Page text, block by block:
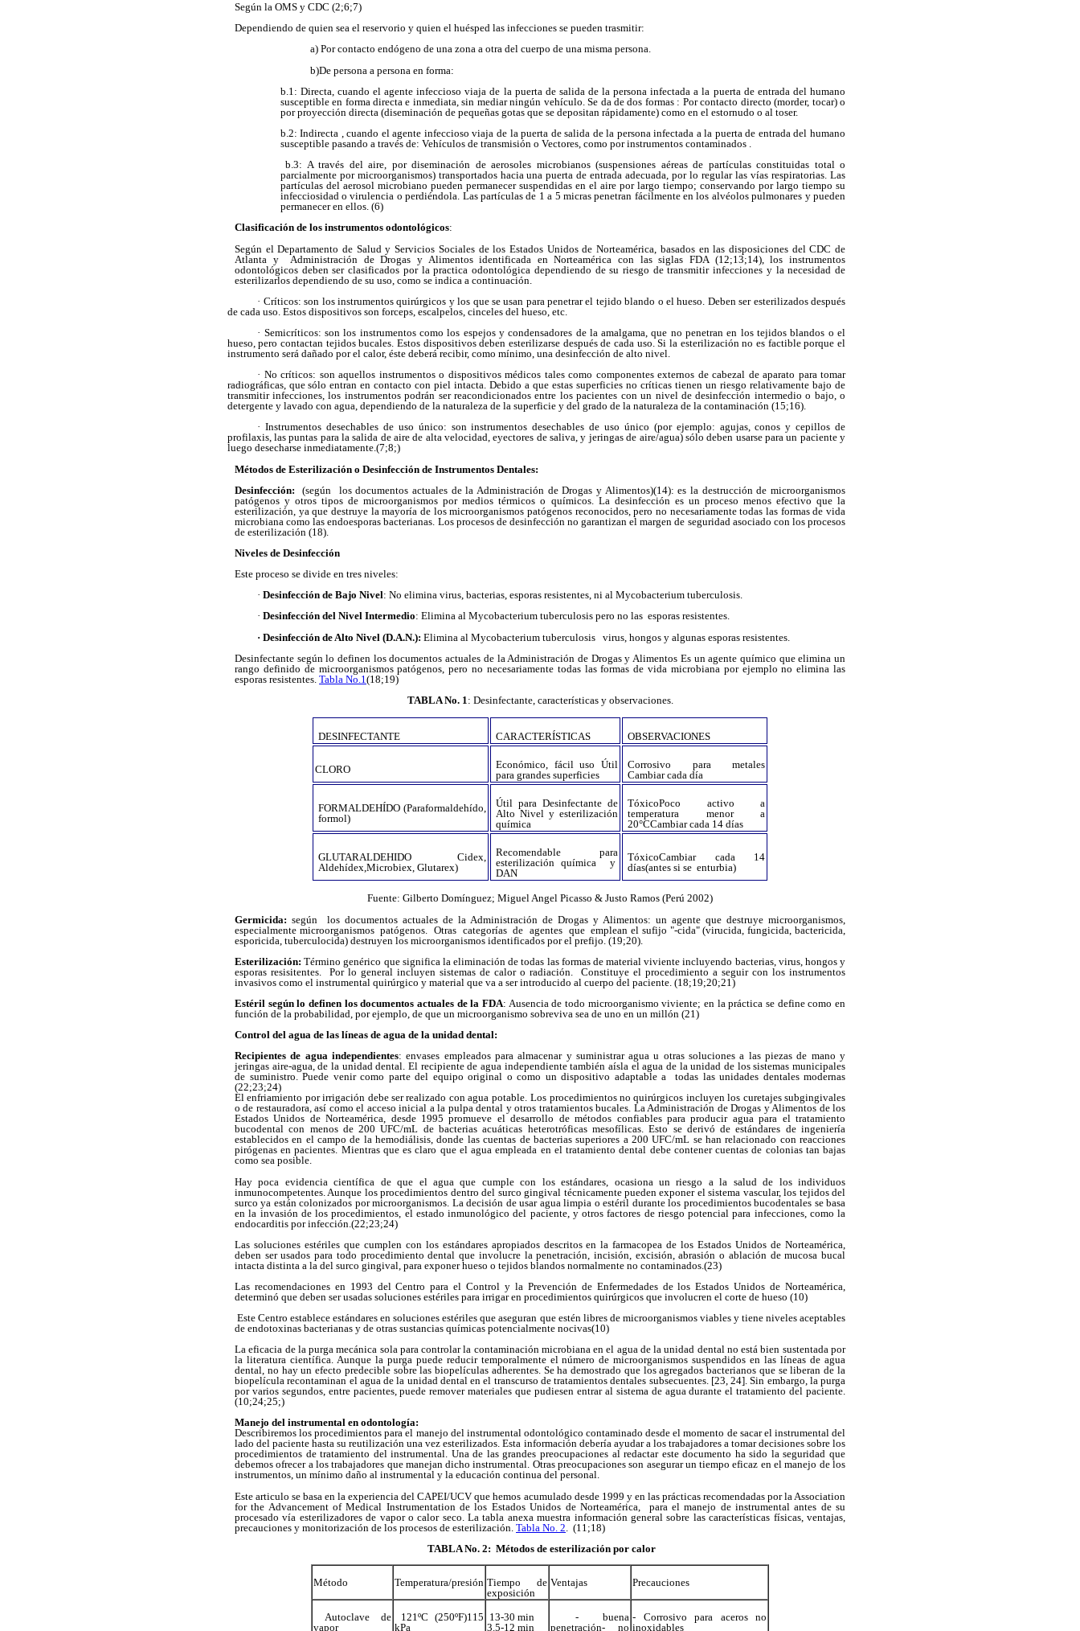
Según la OMS y CDC (2;6;7)
Dependiendo de quien sea el reservorio y quien el huésped las infecciones se pueden trasmitir:
a) Por contacto endógeno de una zona a otra del cuerpo de una misma persona.
b)De persona a persona en forma:
b.1: Directa, cuando el agente infeccioso viaja de la puerta de salida de la persona infectada a la puerta de entrada del humano
susceptible en forma directa e inmediata, sin mediar ningún vehículo. Se da de dos formas : Por contacto directo (morder, tocar) o
por proyección directa (diseminación de pequeñas gotas que se depositan rápidamente) como en el estornudo o al toser.
b.2: Indirecta , cuando el agente infeccioso viaja de la puerta de salida de la persona infectada a la puerta de entrada del humano
susceptible pasando a través de: Vehículos de transmisión o Vectores, como por instrumentos contaminados .
b.3: A través del aire, por diseminación de aerosoles microbianos (suspensiones aéreas de partículas constituidas total o
parcialmente por microorganismos) transportados hacia una puerta de entrada adecuada, por lo regular las vías respiratorias. Las
partículas del aerosol microbiano pueden permanecer suspendidas en el aire por largo tiempo; conservando por largo tiempo su
infecciosidad o virulencia o perdiéndola. Las partículas de 1 a 5 micras penetran fácilmente en los alvéolos pulmonares y pueden
permanecer en ellos. (6)
Clasificación de los instrumentos odontológicos:
Según el Departamento de Salud y Servicios Sociales de los Estados Unidos de Norteamérica, basados en las disposiciones del CDC de
Atlanta y Administración de Drogas y Alimentos identificada en Norteamérica con las siglas FDA (12;13;14), los instrumentos
odontológicos deben ser clasificados por la practica odontológica dependiendo de su riesgo de transmitir infecciones y la necesidad de
esterilizarlos dependiendo de su uso, como se indica a continuación.
· Críticos: son los instrumentos quirúrgicos y los que se usan para penetrar el tejido blando o el hueso. Deben ser esterilizados después
de cada uso. Estos dispositivos son forceps, escalpelos, cinceles del hueso, etc.
· Semicríticos: son los instrumentos como los espejos y condensadores de la amalgama, que no penetran en los tejidos blandos o el
hueso, pero contactan tejidos bucales. Estos dispositivos deben esterilizarse después de cada uso. Si la esterilización no es factible porque el
instrumento será dañado por el calor, éste deberá recibir, como mínimo, una desinfección de alto nivel.
· No críticos: son aquellos instrumentos o dispositivos médicos tales como componentes externos de cabezal de aparato para tomar
radiográficas, que sólo entran en contacto con piel intacta. Debido a que estas superficies no críticas tienen un riesgo relativamente bajo de
transmitir infecciones, los instrumentos podrán ser reacondicionados entre los pacientes con un nivel de desinfección intermedio o bajo, o
detergente y lavado con agua, dependiendo de la naturaleza de la superficie y del grado de la naturaleza de la contaminación (15;16).
· Instrumentos desechables de uso único: son instrumentos desechables de uso único (por ejemplo: agujas, conos y cepillos de
profilaxis, las puntas para la salida de aire de alta velocidad, eyectores de saliva, y jeringas de aire/agua) sólo deben usarse para un paciente y
luego desecharse inmediatamente.(7;8;)
Métodos de Esterilización o Desinfección de Instrumentos Dentales:
Desinfección:
(según los documentos actuales de la Administración de Drogas y Alimentos)(14): es la destrucción de microorganismos
patógenos y otros tipos de microorganismos por medios térmicos o químicos. La desinfección es un proceso menos efectivo que la
esterilización, ya que destruye la mayoría de los microorganismos patógenos reconocidos, pero no necesariamente todas las formas de vida
microbiana como las endoesporas bacterianas. Los procesos de desinfección no garantizan el margen de seguridad asociado con los procesos
de esterilización (18).
Niveles de Desinfección
Este proceso se divide en tres niveles:
· Desinfección de Bajo Nivel: No elimina virus, bacterias, esporas resistentes, ni al Mycobacterium tuberculosis.
·Desinfección del Nivel Intermedio: Elimina al Mycobacterium tuberculosis pero no las esporas resistentes.
· Desinfección de Alto Nivel (D.A.N.): Elimina al Mycobacterium tuberculosis virus, hongos y algunas esporas resistentes.
Desinfectante según lo definen los documentos actuales de la Administración de Drogas y Alimentos Es un agente químico que elimina un
rango definido de microorganismos patógenos, pero no necesariamente todas las formas de vida microbiana por ejemplo no elimina las
esporas resistentes. Tabla No.1 (18;19)
TABLA No. 1: Desinfectante, características y observaciones.
DESINFECTANTE CARACTERÍSTICAS OBSERVACIONES
CLORO
Económico, fácil uso Útil
para grandes superficies
Corrosivo para metales
Cambiar cada día
FORMALDEHÍDO (Paraformaldehído,
formol)
Útil para Desinfectante de
Alto Nivel y esterilización
química
TóxicoPoco activo a
temperatura menor a
20°CCambiar cada 14 días
GLUTARALDEHIDO Cidex,
Aldehídex,Microbiex, Glutarex)
Recomendable para
esterilización química y
DAN
TóxicoCambiar cada 14
días(antes si se enturbia)
Fuente: Gilberto Domínguez; Miguel Angel Picasso & Justo Ramos (Perú 2002)
Germicida: según los documentos actuales de la Administración de Drogas y Alimentos: un agente que destruye microorganismos,
especialmente microorganismos patógenos. Otras categorías de agentes que emplean el sufijo "-cida" (virucida, fungicida, bactericida,
esporicida, tuberculocida) destruyen los microorganismos identificados por el prefijo. (19;20).
Esterilización:Término genérico que significa la eliminación de todas las formas de material viviente incluyendo bacterias, virus, hongos y
esporas resisitentes. Por lo general incluyen sistemas de calor o radiación. Constituye el procedimiento a seguir con los instrumentos
invasivos como el instrumental quirúrgico y material que va a ser introducido al cuerpo del paciente. (18;19;20;21)
Estéril según lo definen los documentos actuales de la FDA: Ausencia de todo microorganismo viviente; en la práctica se define como en
función de la probabilidad, por ejemplo, de que un microorganismo sobreviva sea de uno en un millón (21)
Control del agua de las líneas de agua de la unidad dental:
Recipientes de agua independientes: envases empleados para almacenar y suministrar agua u otras soluciones a las piezas de mano y
jeringas aire-agua, de la unidad dental. El recipiente de agua independiente también aísla el agua de la unidad de los sistemas municipales
de suministro. Puede venir como parte del equipo original o como un dispositivo adaptable a todas las unidades dentales modernas
(22;23;24)
El enfriamiento por irrigación debe ser realizado con agua potable. Los procedimientos no quirúrgicos incluyen los curetajes subgingivales
o de restauradora, así como el acceso inicial a la pulpa dental y otros tratamientos bucales. La Administración de Drogas y Alimentos de los
Estados Unidos de Norteamérica, desde 1995 promueve el desarrollo de métodos confiables para producir agua para el tratamiento
bucodental con menos de 200 UFC/mL de bacterias acuáticas heterotróficas mesofílicas. Esto se derivó de estándares de ingeniería
establecidos en el campo de la hemodiálisis, donde las cuentas de bacterias superiores a 200 UFC/mL se han relacionado con reacciones
pirógenas en pacientes. Mientras que es claro que el agua empleada en el tratamiento dental debe contener cuentas de colonias tan bajas
como sea posible.
Hay poca evidencia científica de que el agua que cumple con los estándares, ocasiona un riesgo a la salud de los individuos
inmunocompetentes. Aunque los procedimientos dentro del surco gingival técnicamente pueden exponer el sistema vascular, los tejidos del
surco ya están colonizados por microorganismos. La decisión de usar agua limpia o estéril durante los procedimientos bucodentales se basa
en la invasión de los procedimientos, el estado inmunológico del paciente, y otros factores de riesgo potencial para infecciones, como la
endocarditis por infección.(22;23;24)
Las soluciones estériles que cumplen con los estándares apropiados descritos en la farmacopea de los Estados Unidos de Norteamérica,
deben ser usados para todo procedimiento dental que involucre la penetración, incisión, excisión, abrasión o ablación de mucosa bucal
intacta distinta a la del surco gingival, para exponer hueso o tejidos blandos normalmente no contaminados.(23)
Las recomendaciones en 1993 del Centro para el Control y la Prevención de Enfermedades de los Estados Unidos de Norteamérica,
determinó que deben ser usadas soluciones estériles para irrigar en procedimientos quirúrgicos que involucren el corte de hueso (10)
Este Centro establece estándares en soluciones estériles que aseguran que estén libres de microorganismos viables y tiene niveles aceptables
de endotoxinas bacterianas y de otras sustancias químicas potencialmente nocivas(10)
La eficacia de la purga mecánica sola para controlar la contaminación microbiana en el agua de la unidad dental no está bien sustentada por
la literatura científica. Aunque la purga puede reducir temporalmente el número de microorganismos suspendidos en las líneas de agua
dental, no hay un efecto predecible sobre las biopelículas adherentes. Se ha demostrado que los agregados bacterianos que se liberan de la
biopelícula recontaminan el agua de la unidad dental en el transcurso de tratamientos dentales subsecuentes. [23, 24]. Sin embargo, la purga
por varios segundos, entre pacientes, puede remover materiales que pudiesen entrar al sistema de agua durante el tratamiento del paciente.
(10;24;25;)
Manejo del instrumental en odontología:
Describiremos los procedimientos para el manejo del instrumental odontológico contaminado desde el momento de sacar el instrumental del
lado del paciente hasta su reutilización una vez esterilizados. Esta información debería ayudar a los trabajadores a tomar decisiones sobre los
procedimientos de tratamiento del instrumental. Una de las grandes preocupaciones al redactar este documento ha sido la seguridad que
debemos ofrecer a los trabajadores que manejan dicho instrumental. Otras preocupaciones son asegurar un tiempo eficaz en el manejo de los
instrumentos, un mínimo daño al instrumental y la educación continua del personal.
Este articulo se basa en la experiencia del CAPEI/UCV que hemos acumulado desde 1999 y en las prácticas recomendadas por la Association
for the Advancement of Medical Instrumentation de los Estados Unidos de Norteamérica, para el manejo de instrumental antes de su
procesado vía esterilizadores de vapor o calor seco. La tabla anexa muestra información general sobre las características físicas, ventajas,
precauciones y monitorización de los procesos de esterilización. Tabla No. 2 . (11;18)
TABLA No. 2: Métodos de esterilización por calor
Método Temperatura/presión Tiempo de
exposición
Ventajas Precauciones
Autoclave de
vapor
121ºC (250ºF)115
kPa
13-30 min
3.5-12 min
- buena
penetración- no
- Corrosivo para aceros no
inoxidables